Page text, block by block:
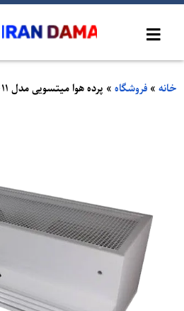
خانه » فروشگاه » پرده هوا میتسویی مدل IM2011